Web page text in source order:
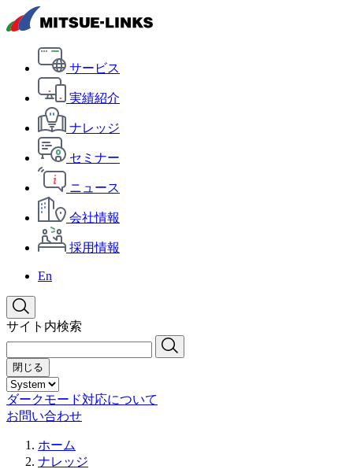
サービス
実績紹介
ナレッジ
セミナー
ニュース
会社情報
採用情報
En
サイト内検索
閉じる
ダークモード対応について
お問い合わせ
ホーム
ナレッジ